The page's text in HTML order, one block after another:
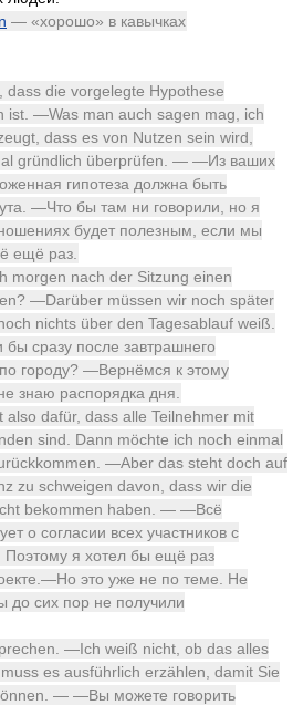
— «хорошо» в кавычках
die vorgelegte Hypothese
ist. —Was man auch sagen mag, ich
dass es von Nutzen sein wird,
gründlich überprüfen. — —Из ваших
гипотеза должна быть
—Что бы там ни говорили, но я
будет полезным, если мы
ещё раз.
morgen nach der Sitzung einen
—Darüber müssen wir noch später
nichts über den Tagesablauf weiß.
сразу после завтрашнего
городу? —Вернёмся к этому
знаю распорядка дня.
dafür, dass alle Teilnehmer mit
sind. Dann möchte ich noch einmal
—Aber das steht doch auf
zu schweigen davon, dass wir die
bekommen haben. — —Всё
о согласии всех участников с
я хотел бы ещё раз
это уже не по теме. Не
до сих пор не получили
—Ich weiß nicht, ob das alles
es ausführlich erzählen, damit Sie
— —Вы можете говорить